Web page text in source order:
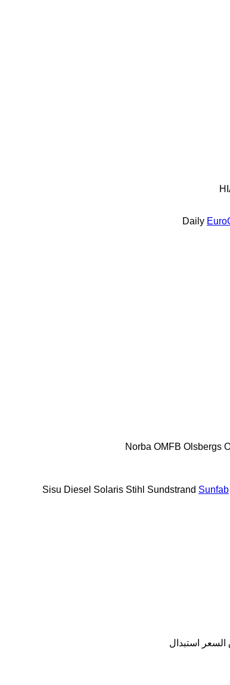
Daily
Norba OMFB Olsbergs
Sisu Diesel Solaris Stihl Sundstrand Sunfab
السعر
استبدال